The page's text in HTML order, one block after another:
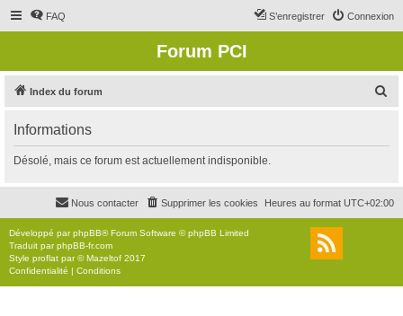
FAQ Connexion
S’enregistrer
Forum PCI
Index du forum
r
c
r
Informations
Désolé, mais ce forum est actuellement indisponible.
Heures au format UTC+02:00
Supprimer les cookies
Nous contacter
Développé parphpBB® Forum Software © phpBB Limited
Traduit parphpBB-fr.com
Style proflat par ©Mazeltof 2017
Confidentialité | Conditions